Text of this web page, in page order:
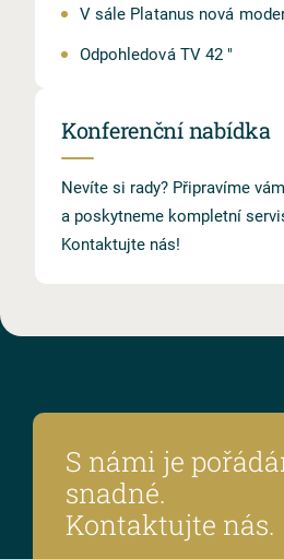
V sále Platanus nová
Odpohledová TV 42 "
Konferenční nabídka
Nevíte si rady? Připravíme
a poskytneme kompletní
Kontaktujte nás!
S námi je
snadné.
Kontaktujte nás.